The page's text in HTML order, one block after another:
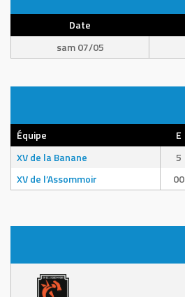
Date
sam 07/05
Équipe E
XV de la Banane
5
XV de l’Assommoir
00